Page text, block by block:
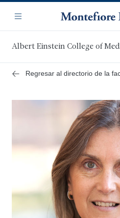
contenido
principal
Navegación
Menú
Albert Einstein College of
Regresar al directorio de la